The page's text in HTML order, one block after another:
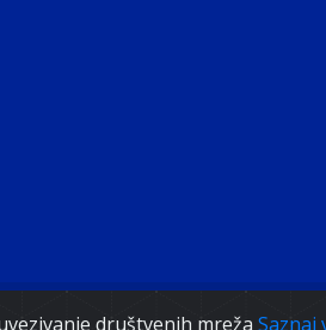
društvenih mreža Saznaj
Hercegovine